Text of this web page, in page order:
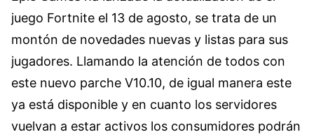
juego Fortnite el 13 de agosto, se trata de un
montón de novedades nuevas y listas para sus
jugadores. Llamando la atención de todos con
este nuevo parche V10.10, de igual manera este
ya está disponible y en cuanto los servidores
vuelvan a estar activos los consumidores podrán